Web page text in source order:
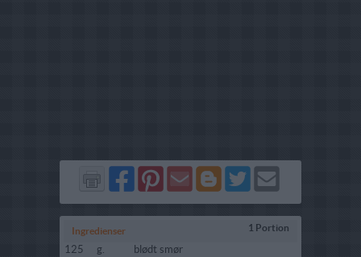
Del
på
Facebook
Del
på
Pinterest
Send
via
GMail
Del
på
Blogger
Del
på
Twitter
Send
Ingredienser 1 Portion
125 g.
blødt smør